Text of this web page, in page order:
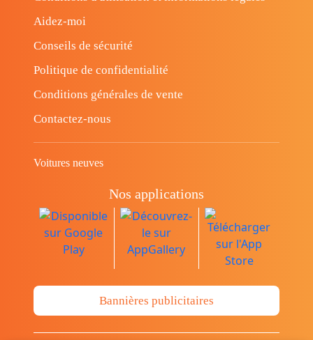
Aidez-moi
Conseils de sécurité
Politique de confidentialité
Conditions générales de vente
Contactez-nous
Voitures neuves
Nos applications
Bannières publicitaires